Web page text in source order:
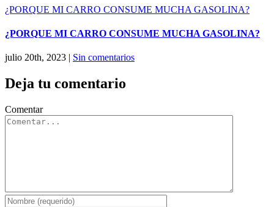
¿PORQUE MI CARRO CONSUME MUCHA GASOLINA?
¿PORQUE MI CARRO CONSUME MUCHA GASOLINA?
julio 20th, 2023 | Sin comentarios
Deja tu comentario
Comentar